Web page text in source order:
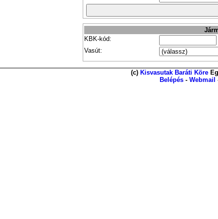
KBK-kód:
Vasút:
(c) Kisvasutak Baráti Köre
Belépés - Webmail